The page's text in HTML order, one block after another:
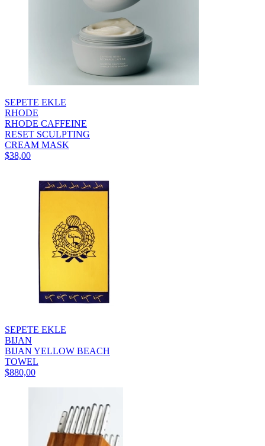
SEPETE EKLE
RHODE
RHODE CAFFEINE
RESET SCULPTING
CREAM MASK
$38,00
SEPETE EKLE
BIJAN
BIJAN YELLOW BEACH
TOWEL
$880,00